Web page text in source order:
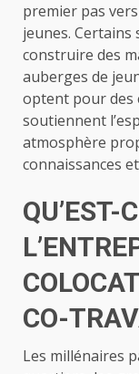
premier pas
jeunes. Certains
construire des
auberges de
optent pour des
soutiennent
atmosphère
connaissances
QU’EST-
CO-
Les millénaires